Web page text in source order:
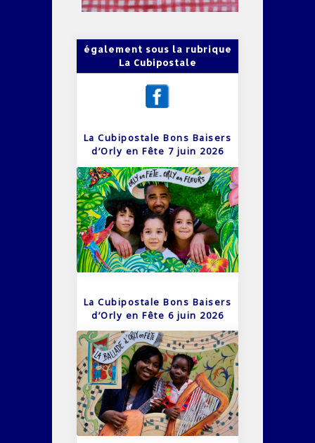
également sous la rubrique
La Cubipostale
La Cubipostale Bons Baisers
d’Orly en Fête 7 juin 2026
La Cubipostale Bons Baisers
d’Orly en Fête 6 juin 2026